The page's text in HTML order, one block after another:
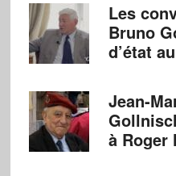
Les
Bruno
d’état
Jean-
à Roger